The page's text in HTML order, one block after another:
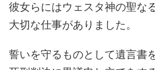
彼女らにはウェスタ神の聖な
大切な仕事がありました。
誓いを守るものとして遺言書